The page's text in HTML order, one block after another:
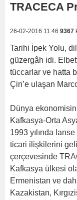
TRACECA
26-02-2016 11:46 9367
Tarihi İpek Yolu,
güzergâh idi.
tüccarlar ve hatta
Çin’e ulaşan
Dünya
Kafkasya-Orta
1993 yılında
ticari ilişkilerini
çerçevesinde
Kafkasya ülkesi
Ermenistan ve
Kazakistan,